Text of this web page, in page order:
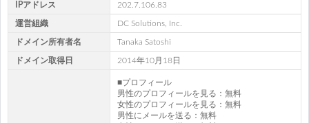
IPアドレス 202.7.106.83
運営組織 DC Solutions, Inc.
ドメイン所有者名 Tanaka Satoshi
ドメイン取得日 2014年10月18日
■プロフィール
男性のプロフィールを見る：無料
女性のプロフィールを見る：無料
男性にメールを送る：無料